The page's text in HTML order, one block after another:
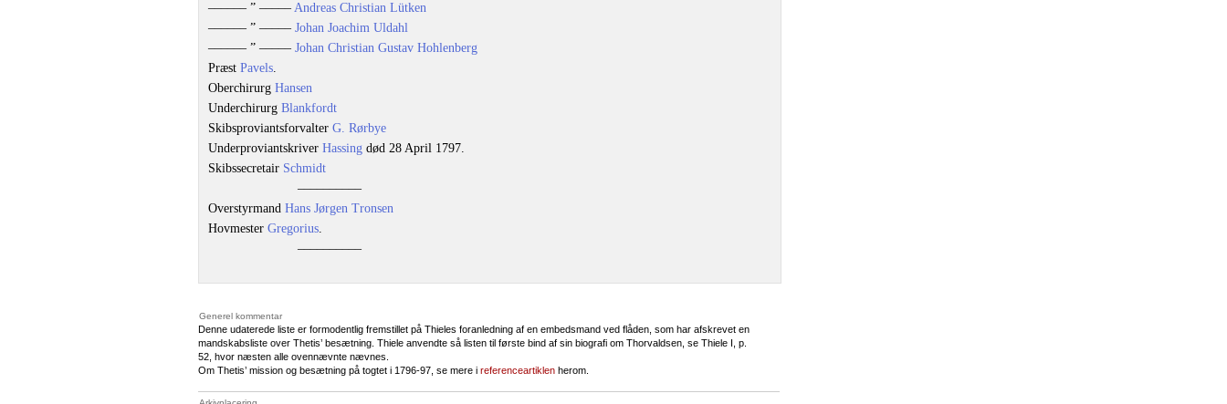
–––––– ” ––––– Andreas Christian Lütken
–––––– ” ––––– Johan Joachim Uldahl
–––––– ” ––––– Johan Christian Gustav Hohlenberg
Præst Pavels.
Oberchirurg Hansen
Underchirurg Blankfordt
Skibsproviantsforvalter G. Rørbye
Underproviantskriver Hassing død 28 April 1797.
Skibssecretair Schmidt
––––––––––
Overstyrmand Hans Jørgen Tronsen
Hovmester Gregorius.
––––––––––
Generel kommentar
Denne udaterede liste er formodentlig fremstillet på Thieles foranledning af en embedsmand ved flåden, som har afskrevet en
mandskabsliste over Thetis’ besætning. Thiele anvendte så listen til første bind af sin biografi om Thorvaldsen, se Thiele I, p.
52, hvor næsten alle ovennævnte nævnes.
Om Thetis’ mission og besætning på togtet i 1796-97, se mere i referenceartiklen herom.